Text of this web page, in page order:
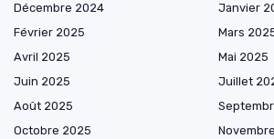
Décembre 2024
Janvier
Février 2025
Mars
Avril 2025
Mai 2025
Juin 2025
Juillet
Août 2025
Octobre 2025